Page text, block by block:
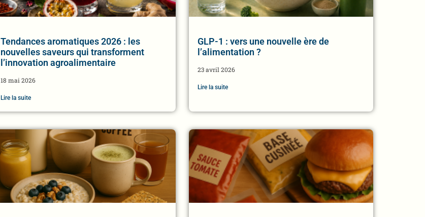
Tendances aromatiques 2026 : les
nouvelles saveurs qui transforment
l’innovation agroalimentaire
18 mai 2026
Lire la suite
GLP-1 : vers une nouvelle ère de
l’alimentation ?
23 avril 2026
Lire la suite